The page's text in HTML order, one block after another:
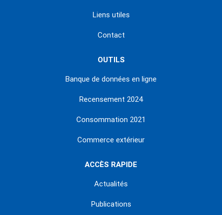
Liens utiles
Contact
OUTILS
Banque de données en ligne
Recensement 2024
Consommation 2021
Commerce extérieur
ACCÈS RAPIDE
Actualités
Publications